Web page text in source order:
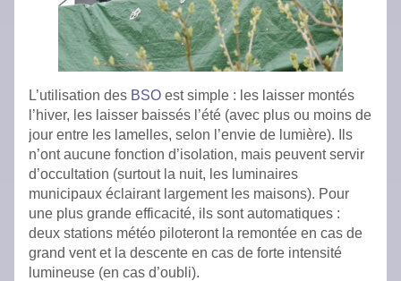
L’utilisation des BSO est simple : les laisser montés
l’hiver, les laisser baissés l’été (avec plus ou moins de
jour entre les lamelles, selon l’envie de lumière). Ils
n’ont aucune fonction d’isolation, mais peuvent servir
d’occultation (surtout la nuit, les luminaires
municipaux éclairant largement les maisons). Pour
une plus grande efficacité, ils sont automatiques :
deux stations météo piloteront la remontée en cas de
grand vent et la descente en cas de forte intensité
lumineuse (en cas d’oubli).